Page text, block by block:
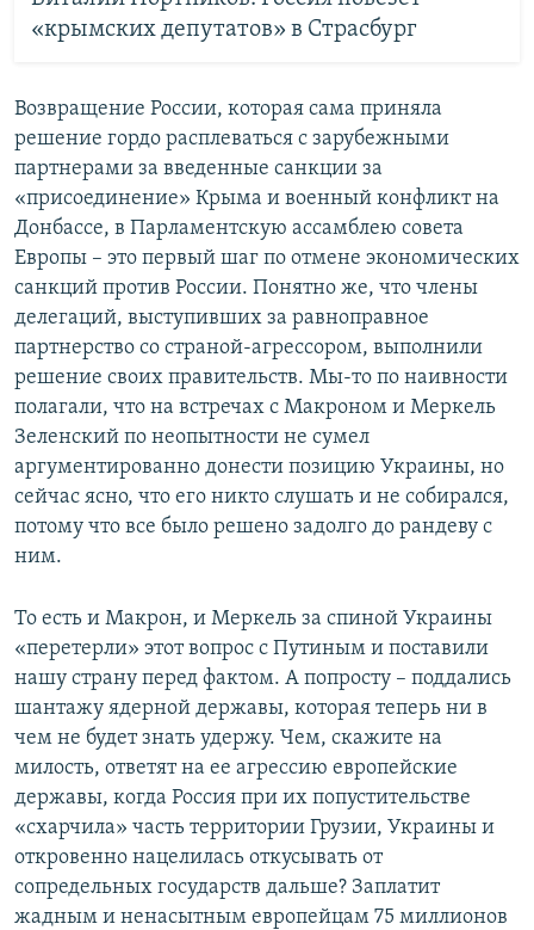
«крымских депутатов» в Страсбург
Возвращение России, которая сама приняла
решение гордо расплеваться с зарубежными
партнерами за введенные санкции за
«присоединение» Крыма и военный конфликт на
Донбассе, в Парламентскую ассамблею совета
Европы – это первый шаг по отмене экономических
санкций против России. Понятно же, что члены
делегаций, выступивших за равноправное
партнерство со страной-агрессором, выполнили
решение своих правительств. Мы-то по наивности
полагали, что на встречах с Макроном и Меркель
Зеленский по неопытности не сумел
аргументированно донести позицию Украины, но
сейчас ясно, что его никто слушать и не собирался,
потому что все было решено задолго до рандеву с
ним.
То есть и Макрон, и Меркель за спиной Украины
«перетерли» этот вопрос с Путиным и поставили
нашу страну перед фактом. А попросту – поддались
шантажу ядерной державы, которая теперь ни в
чем не будет знать удержу. Чем, скажите на
милость, ответят на ее агрессию европейские
державы, когда Россия при их попустительстве
«схарчила» часть территории Грузии, Украины и
откровенно нацелилась откусывать от
сопредельных государств дальше? Заплатит
жадным и ненасытным европейцам 75 миллионов